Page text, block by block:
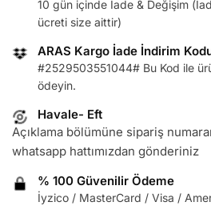
10 gün içinde İade & Değişim
ücreti size aittir)
ARAS Kargo İade İndirim
#2529503551044# Bu Kod ile
ödeyin.
Havale- Eft
Açıklama bölümüne sipariş
whatsapp hattımızdan gönderiniz
% 100 Güvenilir Ödeme
İyzico / MasterCard / Visa /